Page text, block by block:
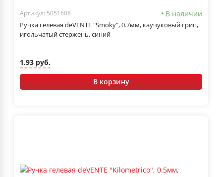
Артикул: 5051608 В наличии
Ручка гелевая deVENTE "Smoky", 0.7мм, каучуковый грип,
игольчатый стержень, синий
1.93 руб.
В корзину